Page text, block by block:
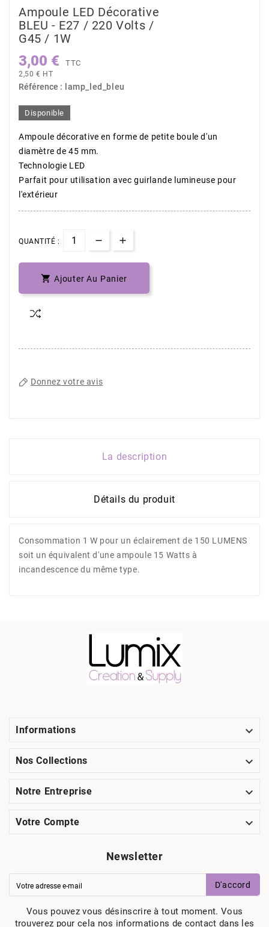
Ampoule LED Décorative
BLEU - E27 / 220 Volts /
G45 / 1W
3,00 € TTC
2,50 € HT
Référence : lamp_led_bleu
Disponible
Ampoule décorative en forme de petite boule d'un
diamètre de 45 mm.
Technologie LED
Parfait pour utilisation avec guirlande lumineuse pour
l'extérieur
QUANTITÉ :
 Ajouter Au Panier
Donnez votre avis
La description
Détails du produit
Consommation 1 W pour un éclairement de 150 LUMENS
soit un équivalent d'une ampoule 15 Watts à
incandescence du même type.
Informations 
Nos Collections 
Notre Entreprise 
Votre Compte 
Newsletter
D'accord
Vous pouvez vous désinscrire à tout moment. Vous
trouverez pour cela nos informations de contact dans les